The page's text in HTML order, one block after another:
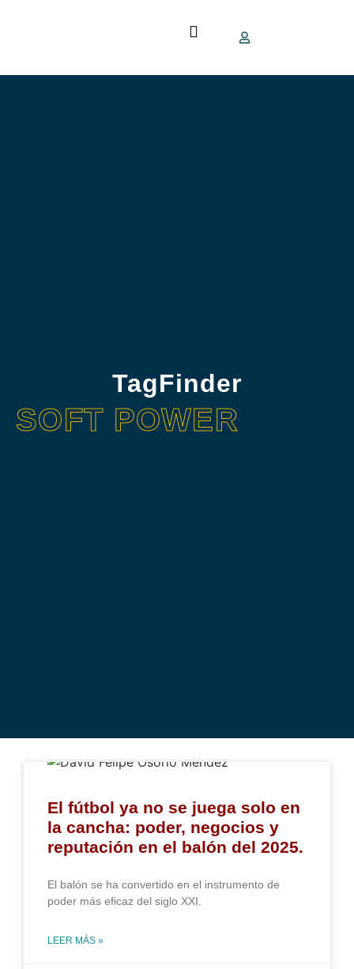
SOFT POWER
TagFinder
El fútbol ya no se juega solo en
la cancha: poder, negocios y
reputación en el balón del 2025.
El balón se ha convertido en el instrumento de
poder más eficaz del siglo XXI.
LEER MÁS »